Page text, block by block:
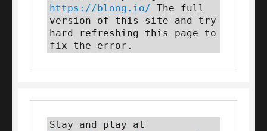
https://bloog.io/ The full
version of this site and try
hard refreshing this page to
fix the error.